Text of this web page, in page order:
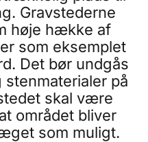
Gravstederne
høje hække af
som eksemplet
Det bør undgås
på
skal være
området bliver
som muligt.